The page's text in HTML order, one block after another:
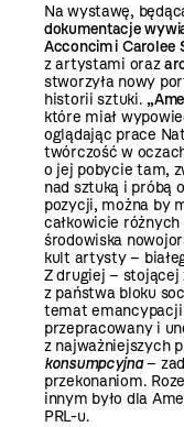
Na wystawę,
dokumentacje
Acconcim i Carolee
z artystami oraz
stworzyła nowy
historii sztuki.
które miał
oglądając prace
twórczość w
o jej pobycie tam,
nad sztuką i próbą
pozycji, można by
całkowicie
środowiska
kult artysty –
Z drugiej – stojącej
z państwa bloku
temat emancypacji
przepracowany i
z najważniejszych
konsumpcyjna –
przekonaniom.
innym było dla
PRL-u.